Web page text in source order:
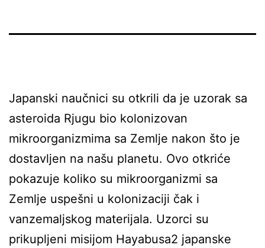
Japanski naučnici su otkrili da je uzorak sa
asteroida Rjugu bio kolonizovan
mikroorganizmima sa Zemlje nakon što je
dostavljen na našu planetu. Ovo otkriće
pokazuje koliko su mikroorganizmi sa
Zemlje uspešni u kolonizaciji čak i
vanzemaljskog materijala. Uzorci su
prikupljeni misijom Hayabusa2 japanske